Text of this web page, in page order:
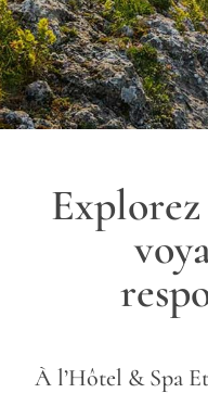
À l’Hôtel & Spa